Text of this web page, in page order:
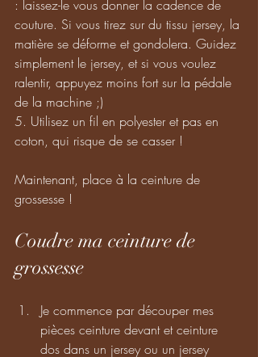
: laissez-le vous donner la cadence de
couture. Si vous tirez sur du tissu jersey, la
matière se déforme et gondolera. Guidez
simplement le jersey, et si vous voulez
ralentir, appuyez moins fort sur la pédale
de la machine ;)
5. Utilisez un fil en polyester et pas en
coton, qui risque de se casser !
Maintenant, place à la ceinture de
grossesse !
Coudre ma ceinture de
grossesse
Je commence par découper mes
pièces ceinture devant et ceinture
dos dans un jersey ou un jersey